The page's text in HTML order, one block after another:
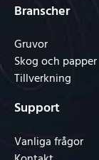
Branscher
Gruvor
Skog och papper
Tillverkning
Support
Vanliga frågor